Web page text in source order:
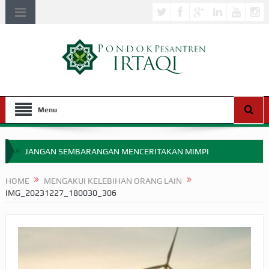
Menu
JANGAN SEMBARANGAN MENCERITAKAN MIMPI
MIMPI YANG DIABAIKAN MENJELANG PERANG BADAR
HOME
MENGAKUI KELEBIHAN ORANG LAIN
IMG_20231227_180030_306